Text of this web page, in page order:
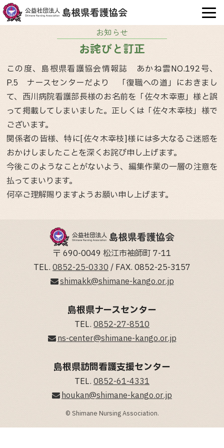
お知らせ
お詫びと訂正
この度、島根県看護協会情報誌 あかね雲NO.192号、
P.5 ナースセンターだより 「復職への道」におきまし
て、西川病院看護部長様のお名前を「佐々木幸恵」様と誤
って掲載してしまいました。正しくは「佐々木幸枝」様で
ございます。
関係者の皆様、特に[佐々木幸枝]様には多大なるご迷惑を
おかけしましたことを深くお詫び申し上げます。
今後このようなことがないよう、編集作業の一層の注意を
払ってまいります。
何卒ご理解賜りますようお願い申し上げます。
〒 690-0049 松江市袖師町 7-11
TEL. 0852-25-0330 / FAX. 0852-25-3157
shimakk@shimane-kango.or.jp
島根県ナースセンター
TEL. 0852-27-8510
ns-center@shimane-kango.or.jp
島根県訪問看護支援センター
TEL. 0852-61-4331
houkan@shimane-kango.or.jp
© Shimane Nursing Association.